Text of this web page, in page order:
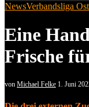
NewsVerbandsliga Ost
Eine
Frische
von Michael Felke 1. Juni